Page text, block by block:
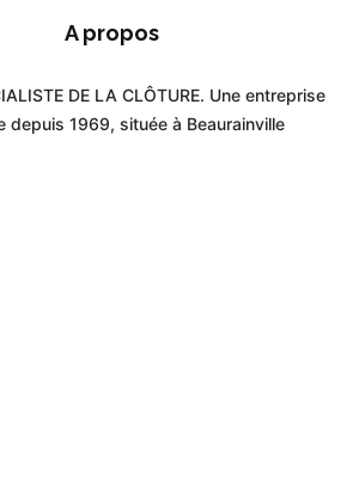
A propos
DE LA CLÔTURE. Une entreprise
depuis 1969, située à Beaurainville